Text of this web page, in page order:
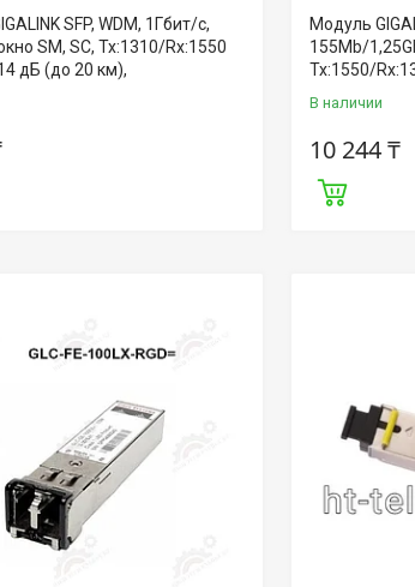
SFP, WDM, 1Гбит/c,
SM, SC, Tx:1310/Rx:1550
дБ (до 20 км),
Модуль
155Mb/
Tx:1550/
В наличии
10 244 ₸